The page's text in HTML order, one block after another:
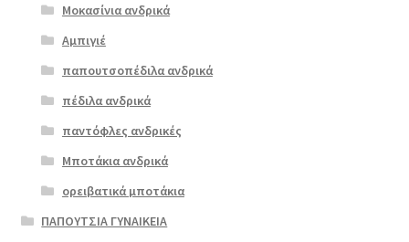
ΠΡΟΣΦΟΡΆ!
69.00
Original
price
€69.00.
€ 55.00Η
τρέχουσα
είναι:
€55.00.
επιλογές
μπορούν
επιλεγούν
στη
σελίδα
προϊόντος
Μοκασίνια ανδρικά
Αμπιγιέ
παπουτσοπέδιλα ανδρικά
πέδιλα ανδρικά
παντόφλες ανδρικές
Μποτάκια ανδρικά
ορειβατικά μποτάκια
ΠΑΠΟΥΤΣΙΑ ΓΥΝΑΙΚΕΙΑ